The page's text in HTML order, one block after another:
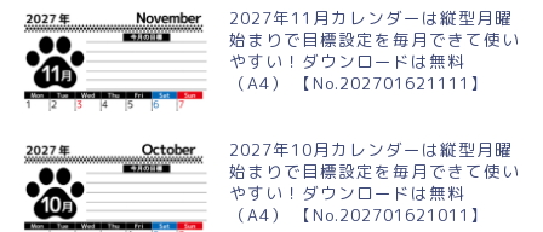
2027年11月カレンダーは縦型月曜
始まりで目標設定を毎月できて使い
やすい！ダウンロードは無料
（A4） 【No.202701621111】
2027年10月カレンダーは縦型月曜
始まりで目標設定を毎月できて使い
やすい！ダウンロードは無料
（A4） 【No.202701621011】